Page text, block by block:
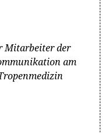
Mitarbeiter der
am